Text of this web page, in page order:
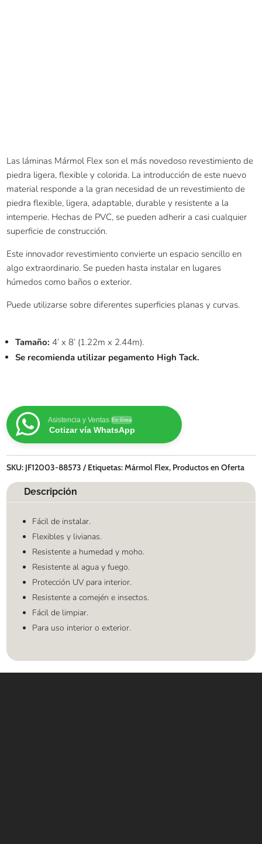
Las láminas Mármol Flex son el más novedoso revestimiento de
piedra ligera, flexible y colorida. La introducción de este nuevo
material responde a la gran necesidad de un revestimiento de
piedra flexible, ligera, adaptable, durable y resistente a la
intemperie. Hechas de PVC, se pueden adherir a casi cualquier
superficie de construcción.
Este innovador revestimiento convierte un espacio sencillo en
algo extraordinario. Se pueden hasta instalar en lugares
húmedos como baños o exterior.
Puede utilizarse sobre diferentes superficies planas y curvas.
Tamaño: 4’ x 8’ (1.22m x 2.44m).
Se recomienda utilizar pegamento High Tack.
Asistencia y Ventas En línea
Cotizar vía WhatsApp
SKU: JF12003-88573 Etiquetas:Mármol Flex, Productos en Oferta
Descripción
Fácil de instalar.
Flexibles y livianas.
Resistente a humedad y moho.
Resistente al agua y fuego.
Protección UV para interior.
Resistente a comején e insectos.
Fácil de limpiar.
Para uso interior o exterior.